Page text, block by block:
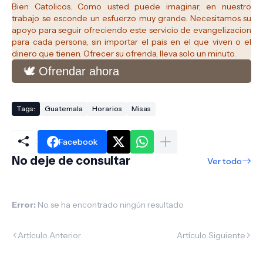
Bien Catolicos.Como usted puede imaginar, en nuestro
trabajo se esconde un esfuerzo muy grande. Necesitamos su
apoyo para seguir ofreciendo este servicio de evangelizacion
para cada persona, sin importar el pais en el que viven o el
dinero que tienen. Ofrecer su ofrenda, lleva solo un minuto.
🕊️ Ofrendar ahora
Tags: Guatemala Horarios Misas
Facebook
No deje de consultar Ver todo
Error: No se ha encontrado ningún resultado
Artículo Anterior Artículo Siguiente